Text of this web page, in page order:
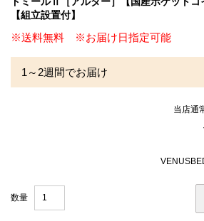
【組立設置付】
※送料無料 ※お届け日指定可能
1～2週間でお届け
当店通